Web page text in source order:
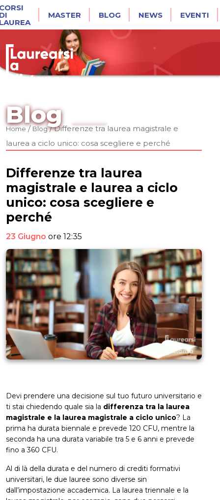
MASTER BLOG NEWS EVENTI
Blog
Home/Blog/Differenze tra laurea magistrale e
laurea a ciclo unico: cosa scegliere e perché
Differenze tra laurea
magistrale e laurea a ciclo
unico: cosa scegliere e
perché
23 Giugno ore 12:35
Devi prendere una decisione sul tuo futuro universitario e
ti stai chiedendo quale sia la differenza tra la laurea
magistrale e la laurea magistrale a ciclo unico? La
prima ha durata biennale e prevede 120 CFU, mentre la
seconda ha una durata variabile tra 5 e 6 anni e prevede
fino a 360 CFU.
Al di là della durata e del numero di crediti formativi
universitari, le due lauree sono diverse sin
dall’impostazione accademica. La laurea triennale e la